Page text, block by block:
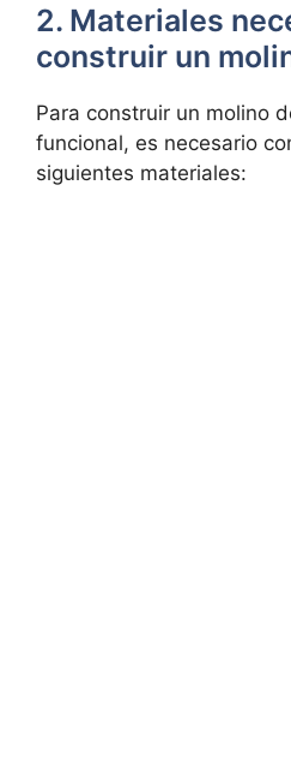
2. Materiales
construir un
Para construir un molino
funcional, es necesario
siguientes materiales: